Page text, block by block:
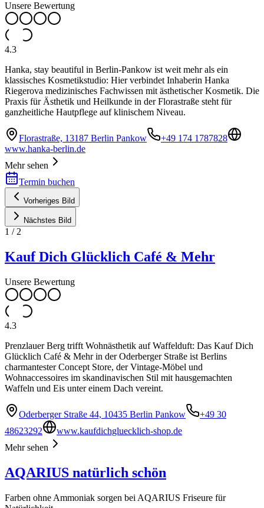
Unsere Bewertung
4.3
Hanka, stay beautiful in Berlin-Pankow ist weit mehr als ein
klassisches Kosmetikstudio: Hier verbindet Inhaberin Hanka
Riegerova medizinisches Fachwissen mit ästhetischer Kosmetik. Die
Praxis für Ästhetik und Heilkunde in der Florastraße steht für
ganzheitliche Hautpflege auf klinischem Niveau.
Florastraße, 13187 Berlin Pankow
+49 174 1787828
www.hanka-berlin.de
Mehr sehen
Termin buchen
Vorheriges Bild
Nächstes Bild
1 / 2
Kauf Dich Glücklich Café & Mehr
Unsere Bewertung
4.3
Prenzlauer Berg trifft Wohnästhetik auf Waffelduft: Das Kauf Dich
Glücklich Café & Mehr in der Oderberger Straße ist Berlins
charmantester Concept Store, der Vintage-Möbel und
Wohnaccessoires im skandinavischen Stil mit hausgemachten
Waffeln und Eis unter einem Dach vereint.
Oderberger Straße 44, 10435 Berlin Pankow
+49 30
48623292
www.kaufdichgluecklich-shop.de
Mehr sehen
AQARIUS natürlich schön
Farben ohne Ammoniak sorgen bei AQARIUS Friseure für